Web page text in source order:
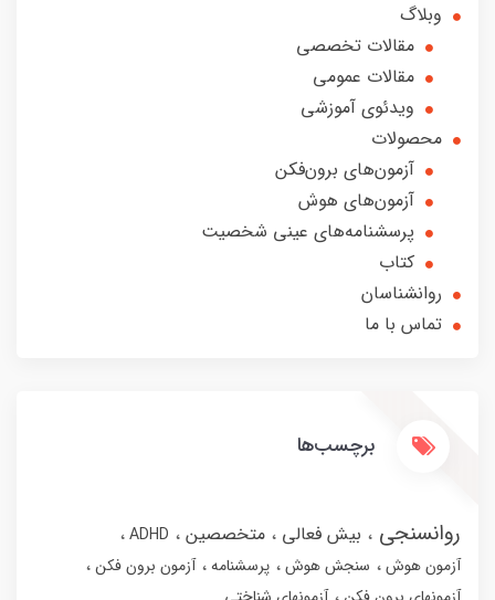
وبلاگ
مقالات تخصصی
مقالات عمومی
ویدئوی آموزشی
محصولات
آزمون‌های برون‌فکن
آزمون‌های هوش
پرسشنامه‌های عینی شخصیت
کتاب
روانشناسان
تماس با ما
برچسب‌ها
روانسنجی بیش فعالی متخصصین ADHD
آزمون هوش سنجش هوش پرسشنامه آزمون برون فکن